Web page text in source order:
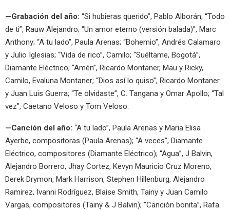
—Grabación del año: “Si hubieras querido”, Pablo Alborán; “Todo
de ti”, Rauw Alejandro; “Un amor eterno (versión balada)”, Marc
Anthony; “A tu lado”, Paula Arenas; “Bohemio”, Andrés Calamaro
y Julio Iglesias; “Vida de rico”, Camilo; “Suéltame, Bogotá”,
Diamante Eléctrico; “Amén”, Ricardo Montaner, Mau y Ricky,
Camilo, Evaluna Montaner; “Dios así lo quiso”, Ricardo Montaner
y Juan Luis Guerra; “Te olvidaste”, C. Tangana y Omar Apollo; “Tal
vez”, Caetano Veloso y Tom Veloso.
—Canción del año: “A tu lado”, Paula Arenas y Maria Elisa
Ayerbe, compositoras (Paula Arenas); “A veces”, Diamante
Eléctrico, compositores (Diamante Eléctrico); “Agua”, J Balvin,
Alejandro Borrero, Jhay Cortez, Kevyn Mauricio Cruz Moreno,
Derek Drymon, Mark Harrison, Stephen Hillenburg, Alejandro
Ramirez, Ivanni Rodríguez, Blaise Smith, Tainy y Juan Camilo
Vargas, compositores (Tainy & J Balvin); “Canción bonita”, Rafa